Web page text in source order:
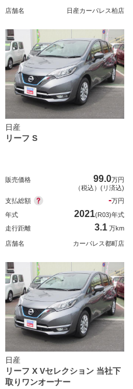
店舗名 日産カーパレス柏店
日産
リーフ S
販売価格 99.0万円
（税込）(リ済込)
支払総額
-万円
年式
2021(R03)年式
走行距離
3.1 万km
店舗名 カーパレス都町店
日産
リーフ X Vセレクション 当社下
取りワンオーナー